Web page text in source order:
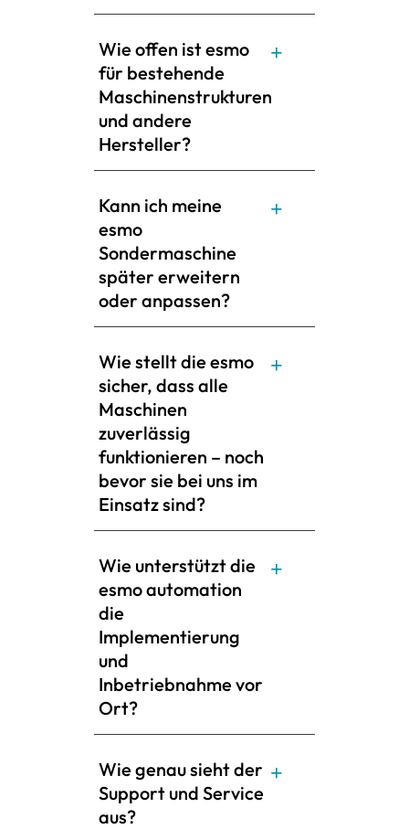
Wie offen ist esmo
für bestehende
Maschinenstrukturen
und andere
Hersteller?
Kann ich meine
esmo
Sondermaschine
später erweitern
oder anpassen?
Wie stellt die esmo
sicher, dass alle
Maschinen
zuverlässig
funktionieren – noch
bevor sie bei uns im
Einsatz sind?
Wie unterstützt die
esmo automation
die
Implementierung
und
Inbetriebnahme vor
Ort?
Wie genau sieht der
Support und Service
aus?